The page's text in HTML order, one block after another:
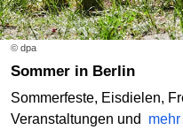
© dpa
Sommer in Berlin
Sommerfeste, Eisdielen,
Veranstaltungen und mehr